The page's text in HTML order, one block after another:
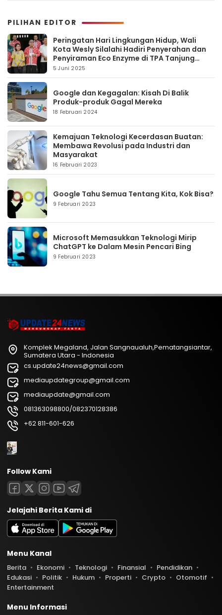
PILIHAN EDITOR
Peringatan Hari Lingkungan Hidup, Wali
Kota Wesly Silalahi Hadiri Penyerahan dan
Penyiraman Eco Enzyme di TPA Tanjung
Pinggir
5 Juni 2025
Google dan Kegagalan: Kisah Di Balik
Produk-produk Gagal Mereka
18 Februari 2024
Kemajuan Teknologi Kecerdasan Buatan:
Membawa Revolusi pada Industri dan
Masyarakat
16 Februari 2023
Google Tahu Semua Tentang Kita, Kok Bisa?
9 Februari 2023
Microsoft Memasukkan Teknologi Mirip
ChatGPT ke Dalam Mesin Pencari Bing
9 Februari 2023
Komplek Megaland, Jalan Sangnaualuh,Pematangsiantar,
Sumatera Utara - Indonesia
cs.update24news@gmail.com
mediaupdategroup@gmail.com
mediaupdate@gmail.com
081363098800/082370128386
+62 811-601-626
Follow Kami
Jelajahi Berita Kami di
Menu Kanal
Berita Ekonomi Teknologi Finansial
Pendidikan
Edukasi
Politik Hukum Properti Crypto
Otomotif
Entertainment
Menu Informasi